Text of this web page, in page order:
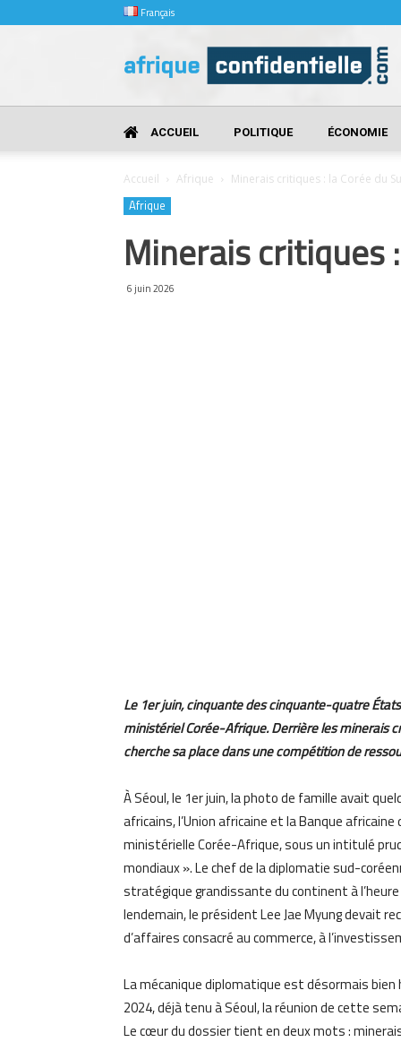
Français
Confidentielle
ACCUEIL POLITIQUE ÉCONOMIE
Accueil Afrique Minerais critiques : la Corée du
Afrique
Minerais critiques
6 juin 2026
Le 1er juin, cinquante des cinquante-quatre
ministériel Corée-Afrique. Derrière les minerais
cherche sa place dans une compétition de
À Séoul, le 1er juin, la photo de famille avait
africains, l’Union africaine et la Banque
ministérielle Corée-Afrique, sous un intitulé
mondiaux ». Le chef de la diplomatie sud-
stratégique grandissante du continent à
lendemain, le président Lee Jae Myung devait
d’affaires consacré au commerce, à
La mécanique diplomatique est désormais
2024, déjà tenu à Séoul, la réunion de cette
Le cœur du dossier tient en deux mots :